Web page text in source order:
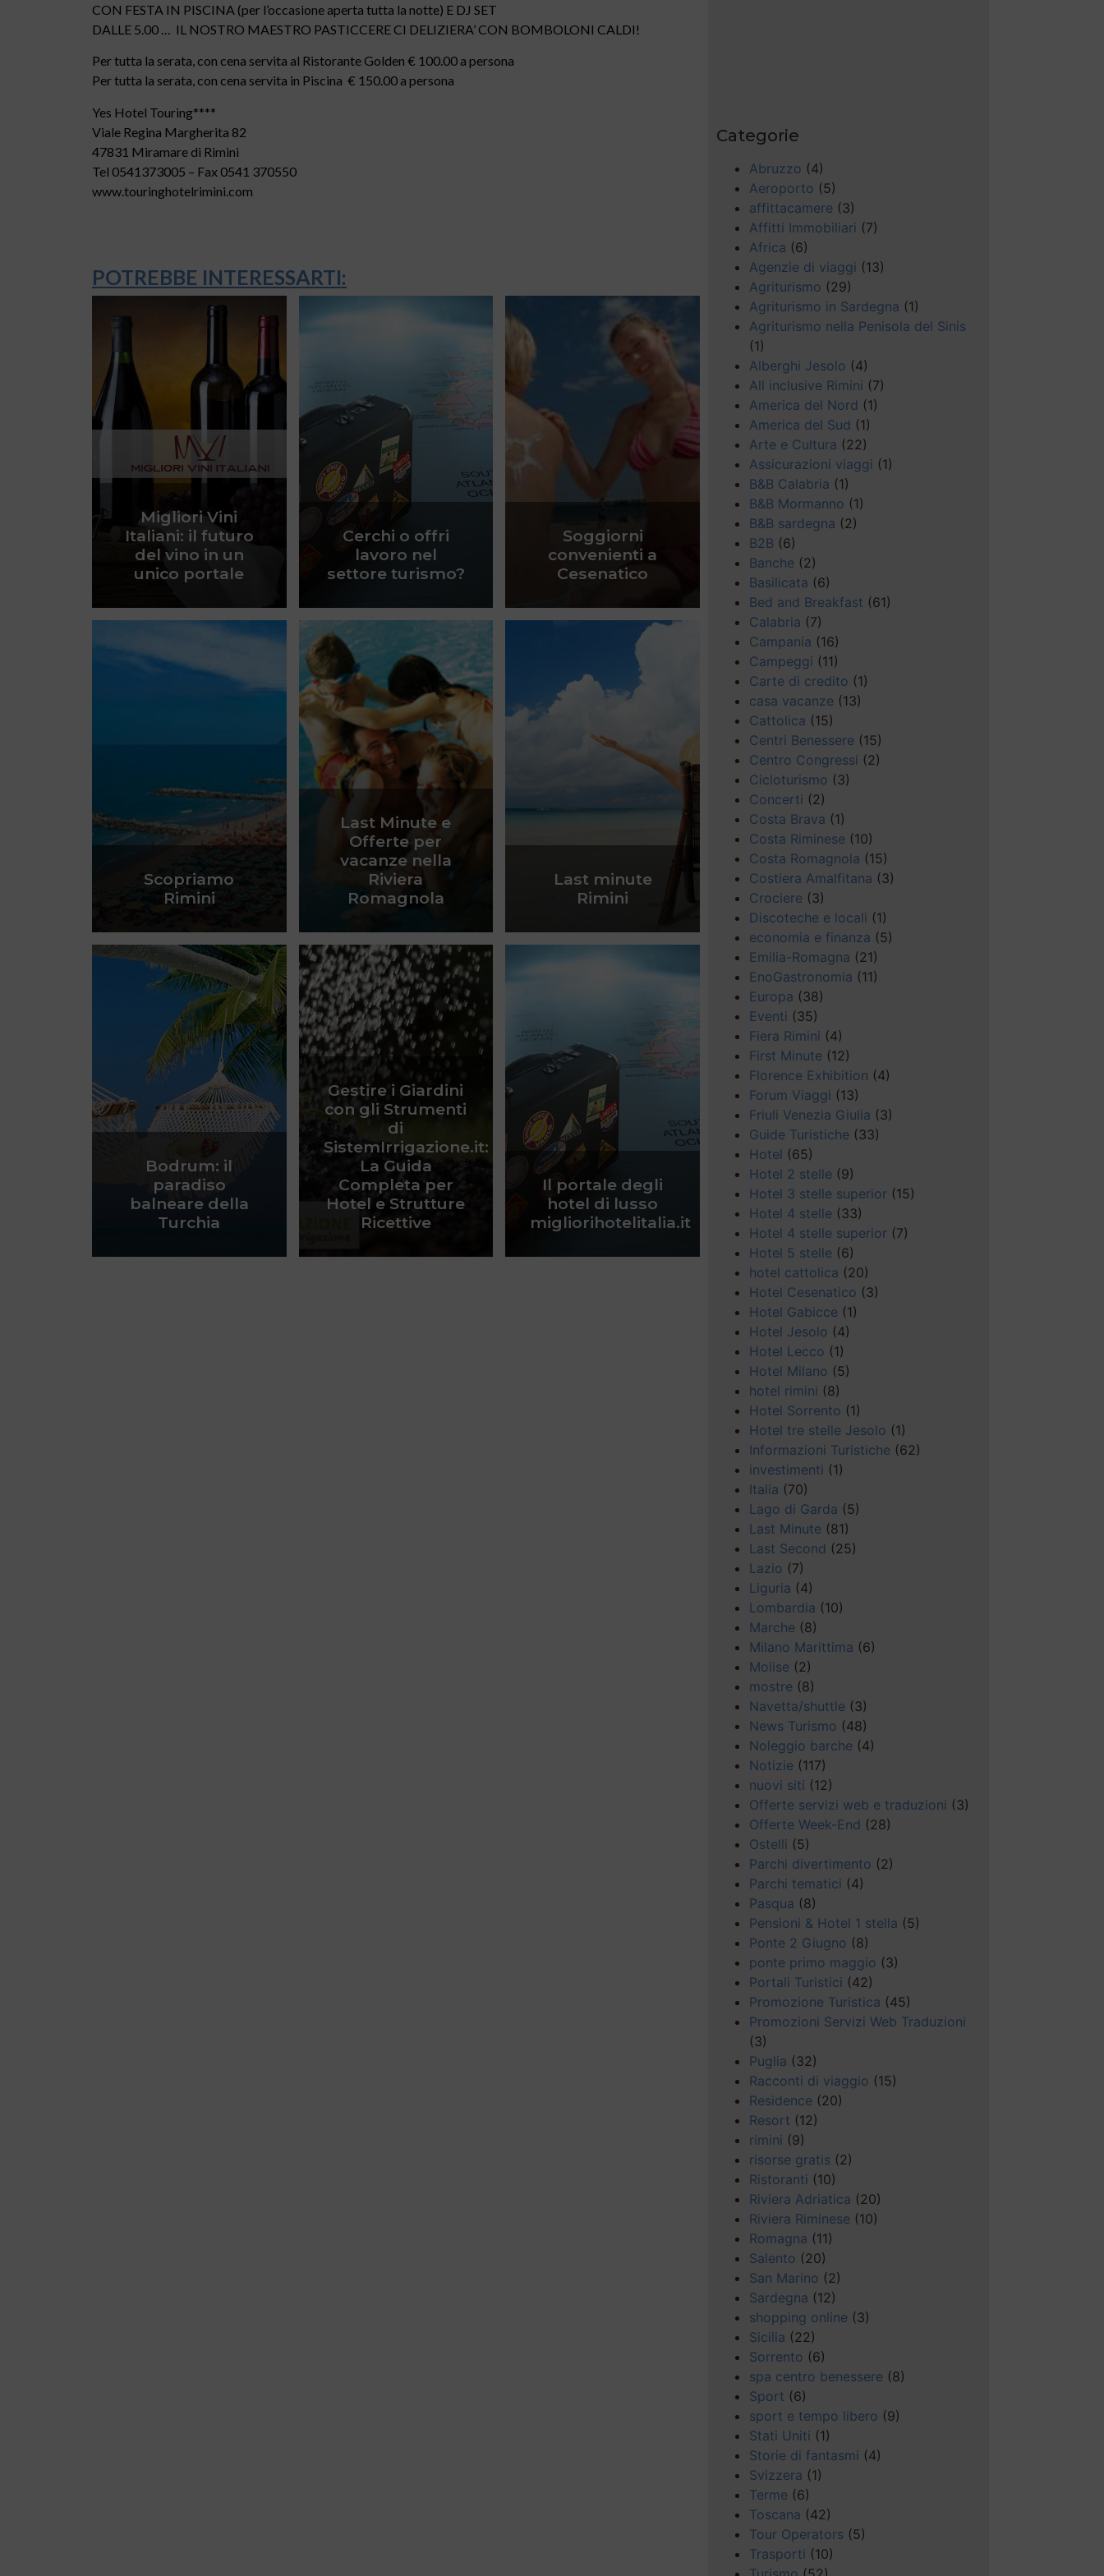
CON FESTA IN PISCINA (per l’occasione aperta tutta la notte) E DJ SET
DALLE 5.00 … IL NOSTRO MAESTRO PASTICCERE CI DELIZIERA’ CON BOMBOLONI CALDI!
Per tutta la serata, con cena servita al Ristorante Golden € 100.00 a persona
Per tutta la serata, con cena servita in Piscina € 150.00 a persona
Yes Hotel Touring****
Viale Regina Margherita 82
47831 Miramare di Rimini
Tel 0541373005 – Fax 0541 370550
www.touringhotelrimini.com
POTREBBE INTERESSARTI:
Migliori Vini
Italiani: il futuro
del vino in un
unico portale
Cerchi o offri
lavoro nel
settore turismo?
Soggiorni
convenienti a
Cesenatico
Scopriamo
Rimini
Last Minute e
Offerte per
vacanze nella
Riviera
Romagnola
Last minute
Rimini
Bodrum: il
paradiso
balneare della
Turchia
Gestire i Giardini
con gli Strumenti
di
SistemIrrigazione.it:
La Guida
Completa per
Hotel e Strutture
Ricettive
Il portale degli
hotel di lusso
migliorihotelitalia.it
Categorie
Abruzzo (4)
Aeroporto (5)
affittacamere (3)
Affitti Immobiliari (7)
Africa (6)
Agenzie di viaggi (13)
Agriturismo (29)
Agriturismo in Sardegna (1)
Agriturismo nella Penisola del Sinis
(1)
Alberghi Jesolo (4)
All inclusive Rimini (7)
America del Nord (1)
America del Sud (1)
Arte e Cultura (22)
Assicurazioni viaggi (1)
B&B Calabria (1)
B&B Mormanno (1)
B&B sardegna (2)
B2B (6)
Banche (2)
Basilicata (6)
Bed and Breakfast (61)
Calabria (7)
Campania (16)
Campeggi (11)
Carte di credito (1)
casa vacanze (13)
Cattolica (15)
Centri Benessere (15)
Centro Congressi (2)
Cicloturismo (3)
Concerti (2)
Costa Brava (1)
Costa Riminese (10)
Costa Romagnola (15)
Costiera Amalfitana (3)
Crociere (3)
Discoteche e locali (1)
economia e finanza (5)
Emilia-Romagna (21)
EnoGastronomia (11)
Europa (38)
Eventi (35)
Fiera Rimini (4)
First Minute (12)
Florence Exhibition (4)
Forum Viaggi (13)
Friuli Venezia Giulia (3)
Guide Turistiche (33)
Hotel (65)
Hotel 2 stelle (9)
Hotel 3 stelle superior (15)
Hotel 4 stelle (33)
Hotel 4 stelle superior (7)
Hotel 5 stelle (6)
hotel cattolica (20)
Hotel Cesenatico (3)
Hotel Gabicce (1)
Hotel Jesolo (4)
Hotel Lecco (1)
Hotel Milano (5)
hotel rimini (8)
Hotel Sorrento (1)
Hotel tre stelle Jesolo (1)
Informazioni Turistiche (62)
investimenti (1)
Italia (70)
Lago di Garda (5)
Last Minute (81)
Last Second (25)
Lazio (7)
Liguria (4)
Lombardia (10)
Marche (8)
Milano Marittima (6)
Molise (2)
mostre (8)
Navetta/shuttle (3)
News Turismo (48)
Noleggio barche (4)
Notizie (117)
nuovi siti (12)
Offerte servizi web e traduzioni (3)
Offerte Week-End (28)
Ostelli (5)
Parchi divertimento (2)
Parchi tematici (4)
Pasqua (8)
Pensioni & Hotel 1 stella (5)
Ponte 2 Giugno (8)
ponte primo maggio (3)
Portali Turistici (42)
Promozione Turistica (45)
Promozioni Servizi Web Traduzioni
(3)
Puglia (32)
Racconti di viaggio (15)
Residence (20)
Resort (12)
rimini (9)
risorse gratis (2)
Ristoranti (10)
Riviera Adriatica (20)
Riviera Riminese (10)
Romagna (11)
Salento (20)
San Marino (2)
Sardegna (12)
shopping online (3)
Sicilia (22)
Sorrento (6)
spa centro benessere (8)
Sport (6)
sport e tempo libero (9)
Stati Uniti (1)
Storie di fantasmi (4)
Svizzera (1)
Terme (6)
Toscana (42)
Tour Operators (5)
Trasporti (10)